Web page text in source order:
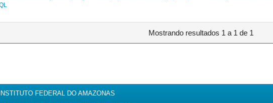
Mostrando resultados 1 a 1 de 1
FEDERAL DO AMAZONAS